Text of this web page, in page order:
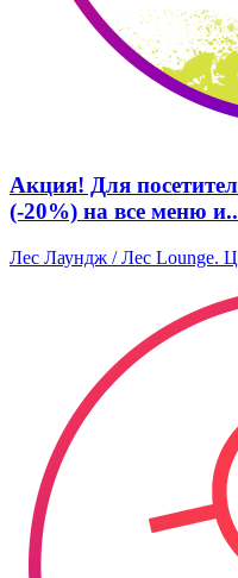
Акция! Для
(-20%) на все меню
Лес Лаундж / Лес Lounge.